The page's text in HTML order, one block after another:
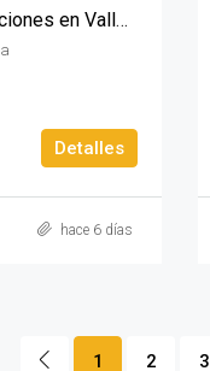
Casa de una Planta con 3 Habitaciones en Valle del Sol
Detalles
hace 6 días
1 2 3